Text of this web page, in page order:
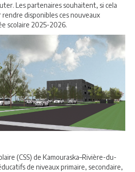
Les partenaires souhaitent, si cela
rendre disponibles ces nouveaux
scolaire 2025-2026.
(CSS) de Kamouraska–Rivière-du-
de niveaux primaire, secondaire,